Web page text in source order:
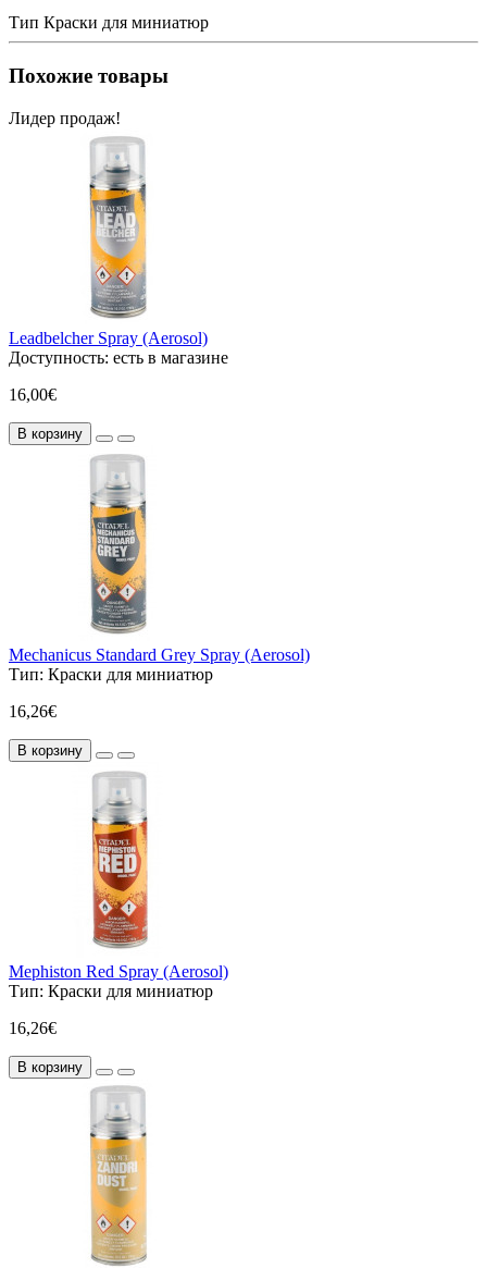
Тип Краски для миниатюр
Похожие товары
Лидер продаж!
Leadbelcher Spray (Aerosol)
Доступность: есть в магазине
16,00€
В корзину
Mechanicus Standard Grey Spray (Aerosol)
Тип: Краски для миниатюр
16,26€
В корзину
Mephiston Red Spray (Aerosol)
Тип: Краски для миниатюр
16,26€
В корзину